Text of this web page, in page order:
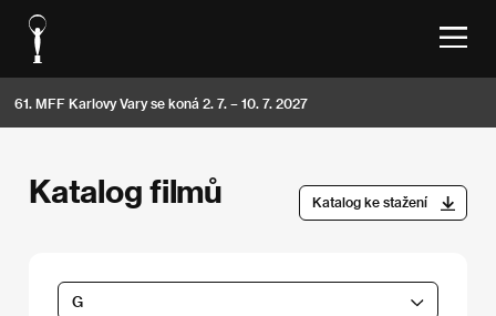
61. MFF Karlovy Vary se koná 2. 7. – 10. 7. 2027
Katalog filmů Katalog ke stažení
G